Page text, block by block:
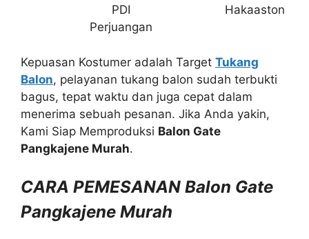
PDI
Perjuangan
Hakaaston
Kepuasan Kostumer adalah Target Tukang
Balon, pelayanan tukang balon sudah terbukti
bagus, tepat waktu dan juga cepat dalam
menerima sebuah pesanan. Jika Anda yakin,
Kami Siap Memproduksi Balon Gate
Pangkajene Murah.
CARA PEMESANAN Balon Gate
Pangkajene Murah